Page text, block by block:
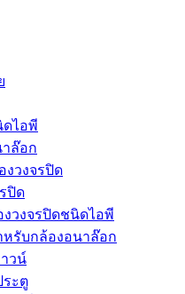
ดไอพี
ล๊อก
งวงจรปิด
ปิด
วงจรปิดชนิดไอพี
รับกล้องอนาล๊อก
วน์
ระตู